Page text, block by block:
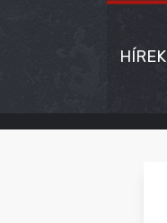
HÍREK
HÍREK